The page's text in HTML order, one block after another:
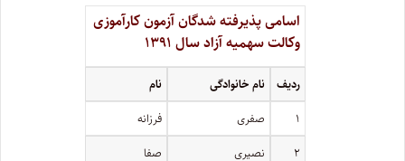
اسامی پذیرفته شدگان آزمون کارآموزی
وکالت سهمیه آزاد سال ۱۳۹۱
ردیف نام خانوادگی
نام
۱
صفری
فرزانه
۲
نصیری
صفا